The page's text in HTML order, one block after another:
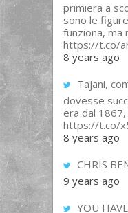
primiera a
sono le
funziona, ma
https://t.co/
8 years ago
Tajani,
dovesse
era dal 1867,
https://t.co/
8 years ago
CHRIS
9 years ago
YOU